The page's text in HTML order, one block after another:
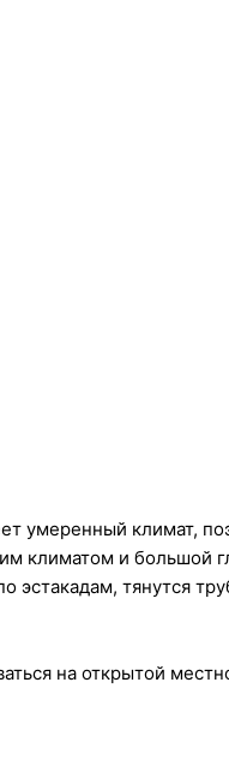
умеренный климат,
климатом и большой
эстакадам, тянутся
на открытой